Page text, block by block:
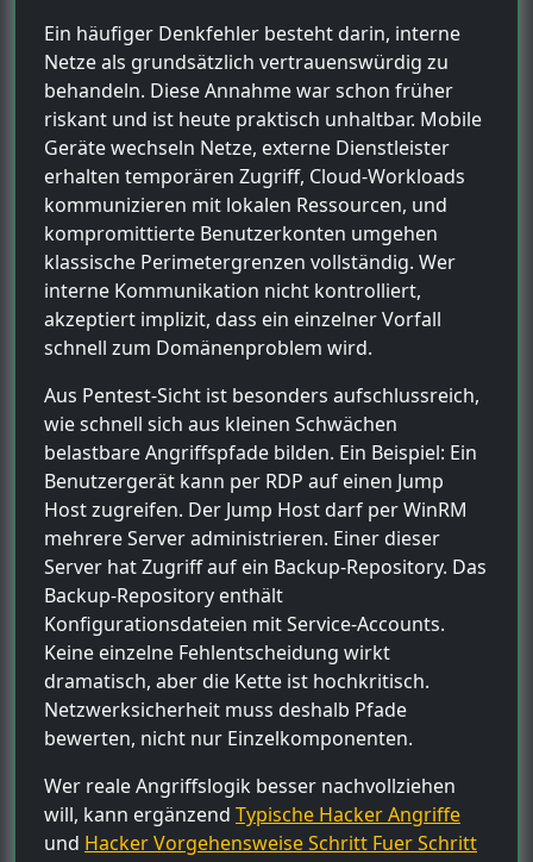
Ein häufiger Denkfehler besteht darin, interne
Netze als grundsätzlich vertrauenswürdig zu
behandeln. Diese Annahme war schon früher
riskant und ist heute praktisch unhaltbar. Mobile
Geräte wechseln Netze, externe Dienstleister
erhalten temporären Zugriff, Cloud-Workloads
kommunizieren mit lokalen Ressourcen, und
kompromittierte Benutzerkonten umgehen
klassische Perimetergrenzen vollständig. Wer
interne Kommunikation nicht kontrolliert,
akzeptiert implizit, dass ein einzelner Vorfall
schnell zum Domänenproblem wird.
Aus Pentest-Sicht ist besonders aufschlussreich,
wie schnell sich aus kleinen Schwächen
belastbare Angriffspfade bilden. Ein Beispiel: Ein
Benutzergerät kann per RDP auf einen Jump
Host zugreifen. Der Jump Host darf per WinRM
mehrere Server administrieren. Einer dieser
Server hat Zugriff auf ein Backup-Repository. Das
Backup-Repository enthält
Konfigurationsdateien mit Service-Accounts.
Keine einzelne Fehlentscheidung wirkt
dramatisch, aber die Kette ist hochkritisch.
Netzwerksicherheit muss deshalb Pfade
bewerten, nicht nur Einzelkomponenten.
Wer reale Angriffslogik besser nachvollziehen
will, kann ergänzend Typische Hacker Angriffe
und Hacker Vorgehensweise Schritt Fuer Schritt